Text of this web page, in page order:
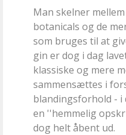
Man skelner
botanicals og de
som bruges til at
gin er dog i dag
klassiske og mere
sammensættes i
blandingsforhold -
en ''hemmelig
dog helt åbent ud.